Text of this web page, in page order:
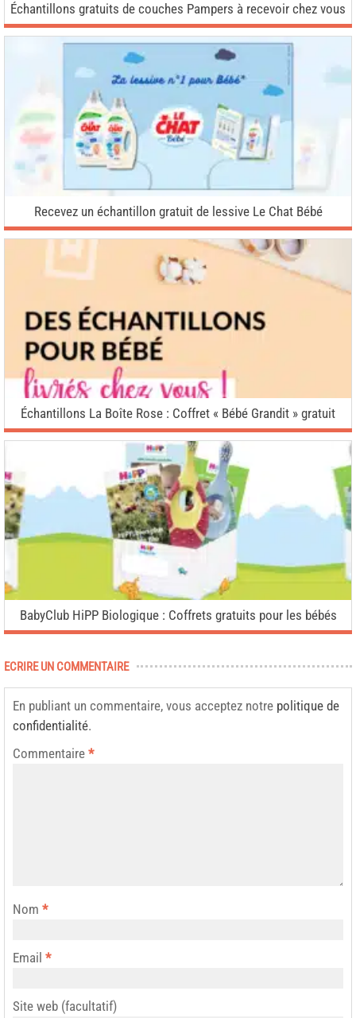
Échantillons gratuits de couches Pampers à recevoir chez vous
Recevez un échantillon gratuit de lessive Le Chat Bébé
Échantillons La Boîte Rose : Coffret « Bébé Grandit » gratuit
BabyClub HiPP Biologique : Coffrets gratuits pour les bébés
ECRIRE UN COMMENTAIRE
En publiant un commentaire, vous acceptez notre politique de
confidentialité.
Commentaire *
Nom *
Email *
Site web (facultatif)